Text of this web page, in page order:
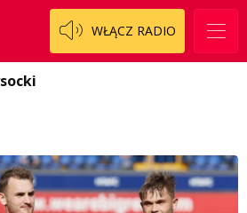
WŁĄCZ RADIO